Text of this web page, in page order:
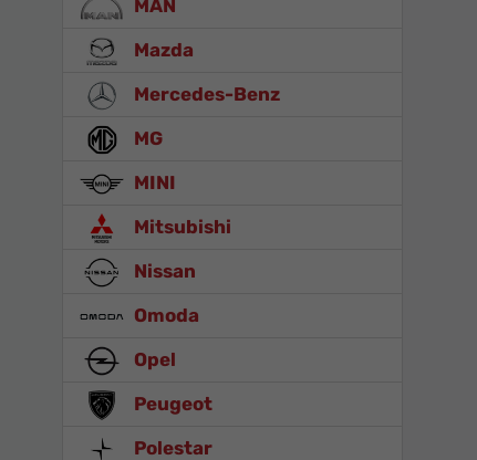
MAN
Mazda
Mercedes-Benz
MG
MINI
Mitsubishi
Nissan
Omoda
Opel
Peugeot
Polestar